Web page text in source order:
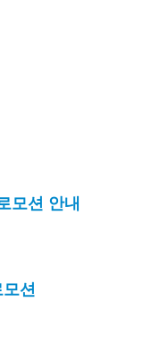
모션 안내
션